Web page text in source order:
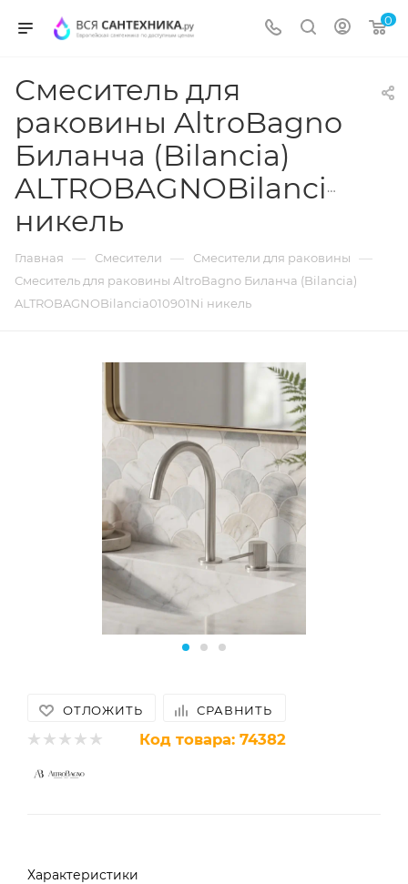
0
Смеситель для
раковины AltroBagno
Биланча (Bilancia)
никель
Главная — Смесители — Смесители для раковины —
Смеситель для раковины AltroBagno Биланча (Bilancia)
ALTROBAGNOBilancia010901Ni никель
ОТЛОЖИТЬ СРАВНИТЬ
Код товара: 74382
Характеристики